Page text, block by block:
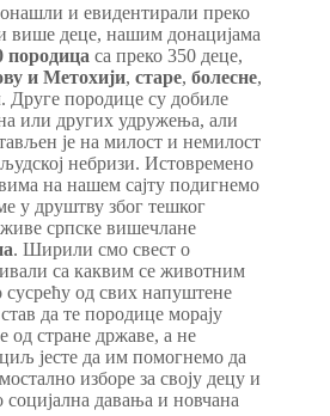
и евидентирали преко
више деце, нашим донацијама
породица са преко 350 деце,
и Метохији, старе, болесне,
. Друге породице су добиле
или других удружења, али
је на милост и немилост
небризи. Истовремено
на нашем сајту подигнемо
у друштву због тешког
српске вишечлане
. Ширили смо свест о
са каквим се животним
од свих напуштене
да те породице морају
од стране државе, а не
јесте да им помогнемо да
изборе за своју децу и
давања и новчана